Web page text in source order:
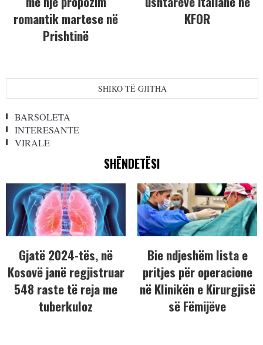
romantik martese në
Prishtinë
KFOR
SHIKO TË GJITHA
BARSOLETA
INTERESANTE
VIRALE
SHËNDETËSI
Gjatë 2024-tës, në
Kosovë janë regjistruar
548 raste të reja me
tuberkuloz
Bie ndjeshëm lista e
pritjes për operacione
në Klinikën e Kirurgjisë
së Fëmijëve